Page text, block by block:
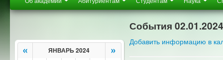
« ЯНВАРЬ 2024 »
События 02.01.2024
Добавить информацию в